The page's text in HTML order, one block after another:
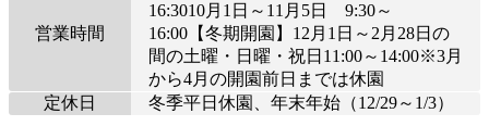
営業時間
16:3010月1日～11月5日 9:30～
16:00【冬期開園】12月1日～2月28日の
間の土曜・日曜・祝日11:00～14:00※3月
から4月の開園前日までは休園
定休日
冬季平日休園、年末年始（12/29～1/3）